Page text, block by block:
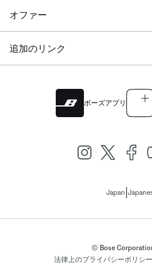
オファー
追加のリンク
ボーズアプリ
Japan
© Bose
法律上のプライバシーポリシー